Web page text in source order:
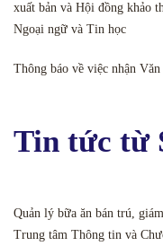
xuất bản và Hội đồng khảo
Ngoại ngữ và Tin học
Thông báo về việc nhận
Tin tức từ
Quản lý bữa ăn bán trú,
Trung tâm Thông tin và